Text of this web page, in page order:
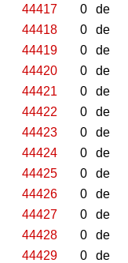
44417
0 de
44418
0 de
44419
0 de
44420
0 de
44421
0 de
44422
0 de
44423
0 de
44424
0 de
44425
0 de
44426
0 de
44427
0 de
44428
0 de
44429
0 de